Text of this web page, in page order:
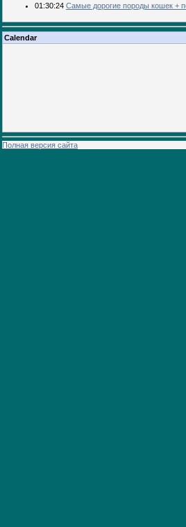
01:30:24 Самые дорогие породы кошек +
Calendar
Полная версия сайта